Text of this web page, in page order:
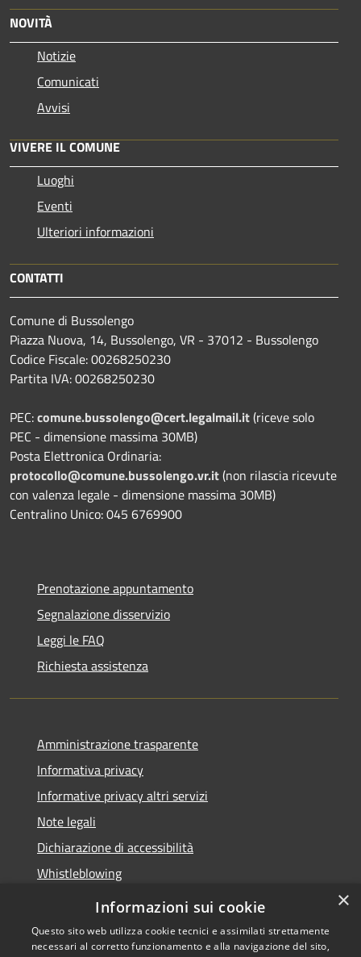
NOVITÀ
Notizie
Comunicati
Avvisi
VIVERE IL COMUNE
Luoghi
Eventi
Ulteriori informazioni
CONTATTI
Comune di Bussolengo
Piazza Nuova, 14, Bussolengo, VR - 37012 - Bussolengo
Codice Fiscale: 00268250230
Partita IVA: 00268250230
PEC:comune.bussolengo@cert.legalmail.it(riceve solo
PEC - dimensione massima 30MB)
Posta Elettronica Ordinaria:
protocollo@comune.bussolengo.vr.it(non rilascia ricevute
con valenza legale - dimensione massima 30MB)
Centralino Unico: 045 6769900
Prenotazione appuntamento
Segnalazione disservizio
Leggi le FAQ
Richiesta assistenza
Amministrazione trasparente
Informativa privacy
Informative privacy altri servizi
Note legali
Dichiarazione di accessibilità
Whistleblowing
×
Informazioni sui cookie
Questo sito web utilizza cookie tecnici e assimilati strettamente
necessari al corretto funzionamento e alla navigazione del sito,